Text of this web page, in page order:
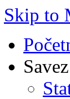
Skip to
Savez